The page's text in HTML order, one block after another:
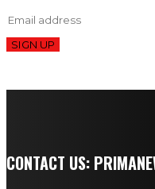
SIGN UP
CONTACT US: